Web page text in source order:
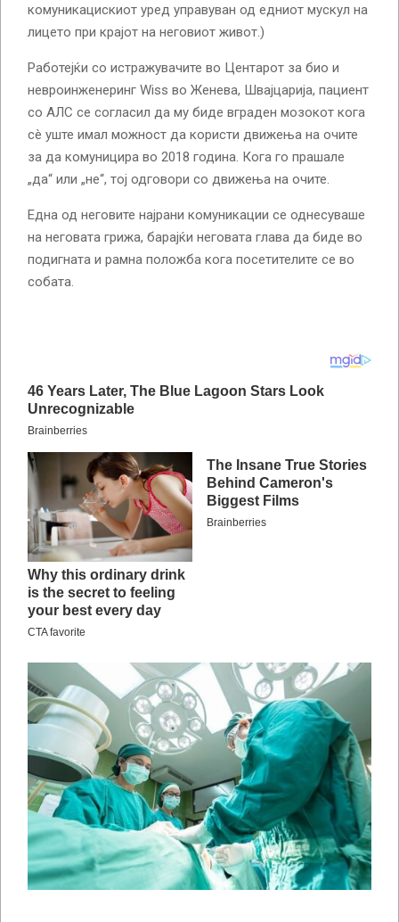
комуникацискиот уред управуван од едниот мускул на
лицето при крајот на неговиот живот.)
Работејќи со истражувачите во Центарот за био и
невроинженеринг Wiss во Женева, Швајцарија, пациент
со АЛС се согласил да му биде вграден мозокот кога
сè уште имал можност да користи движења на очите
за да комуницира во 2018 година. Кога го прашале
„да“ или „не“, тој одговори со движења на очите.
Една од неговите најрани комуникации се однесуваше
на неговата грижа, барајќи неговата глава да биде во
подигната и рамна положба кога посетителите се во
собата.